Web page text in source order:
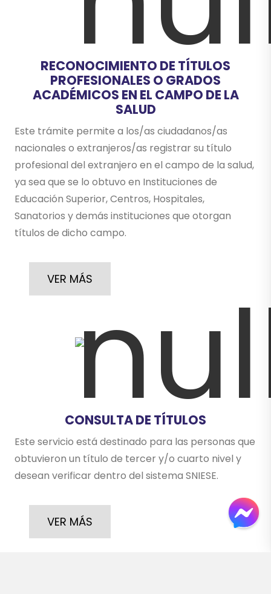
RECONOCIMIENTO DE TÍTULOS
PROFESIONALES O GRADOS
ACADÉMICOS EN EL CAMPO DE LA
SALUD
Este trámite permite a los/as ciudadanos/as
nacionales o extranjeros/as registrar su título
profesional del extranjero en el campo de la salud,
ya sea que se lo obtuvo en Instituciones de
Educación Superior, Centros, Hospitales,
Sanatorios y demás instituciones que otorgan
títulos de dicho campo.
VER MÁS
CONSULTA DE TÍTULOS
Este servicio está destinado para las personas que
obtuvieron un título de tercer y/o cuarto nivel y
desean verificar dentro del sistema SNIESE.
VER MÁS